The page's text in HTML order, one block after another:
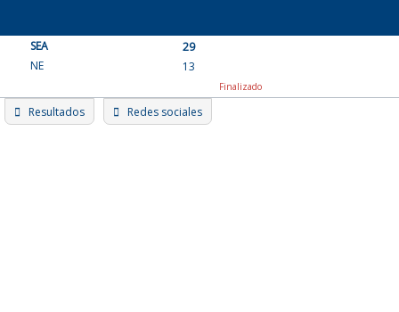
content
SEA
29
NE
13
Finalizado
Resultados Redes sociales